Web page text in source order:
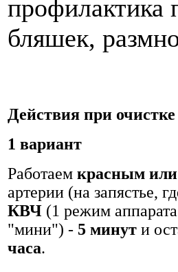
профилактика
бляшек,
Действия при
1 вариант
Работаем красным
артерии (на запястье,
КВЧ (1 режим
"мини") - 5 минут и
часа.